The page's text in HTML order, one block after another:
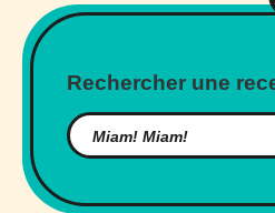
Rechercher une